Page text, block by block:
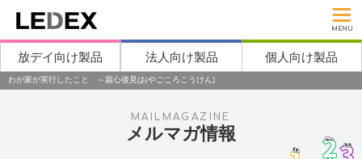
MENU
放デイ向け製品 法人向け製品 個人向け製品
わが家が実行したこと ～親心後見(おやごころこうけん)
MAILMAGAZINE
メルマガ情報